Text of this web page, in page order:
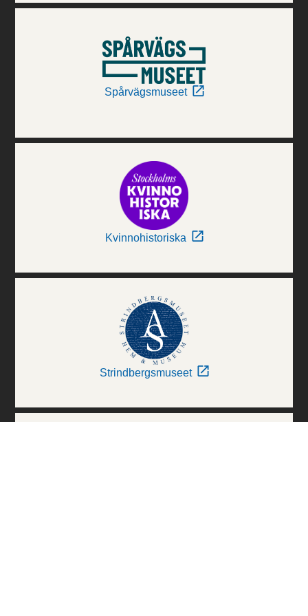
Spårvägsmuseet
Kvinnohistoriska
Strindbergsmuseet